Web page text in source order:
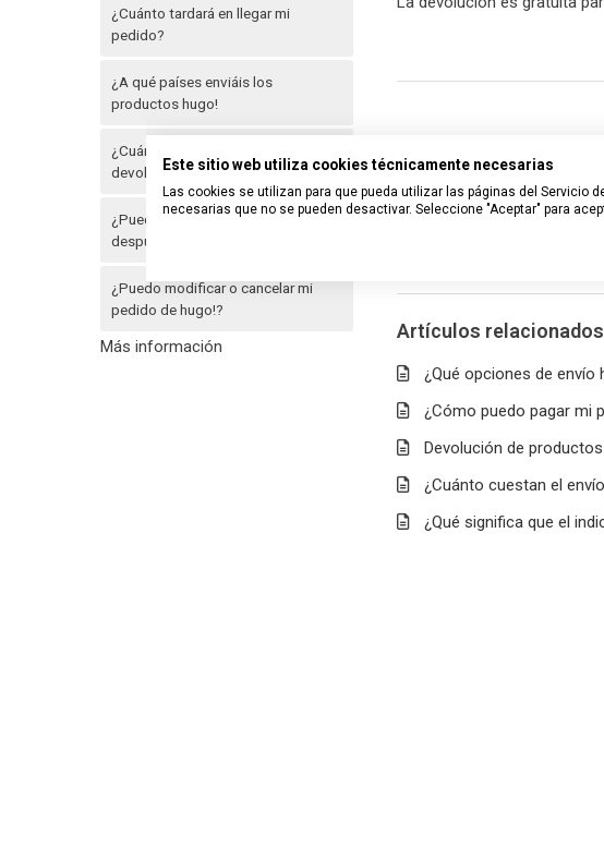
¿Cuánto tardará en llegar mi
pedido?
¿A qué países enviáis los
productos hugo!
¿Cuánto cuestan el envío y la
devolución?
¿Puedo cambiar la dirección
después de realizar el pedido?
¿Puedo modificar o cancelar mi
pedido de hugo!?
Más información
Artículos relacionados
¿Qué opciones de envío
¿Cómo puedo pagar mi
Devolución de
¿Cuánto cuestan el
¿Qué significa que el
Este sitio web utiliza cookies técnicamente necesarias
Las cookies se utilizan para que pueda utilizar las páginas del Servicio
necesarias que no se pueden desactivar. Seleccione "Aceptar" para